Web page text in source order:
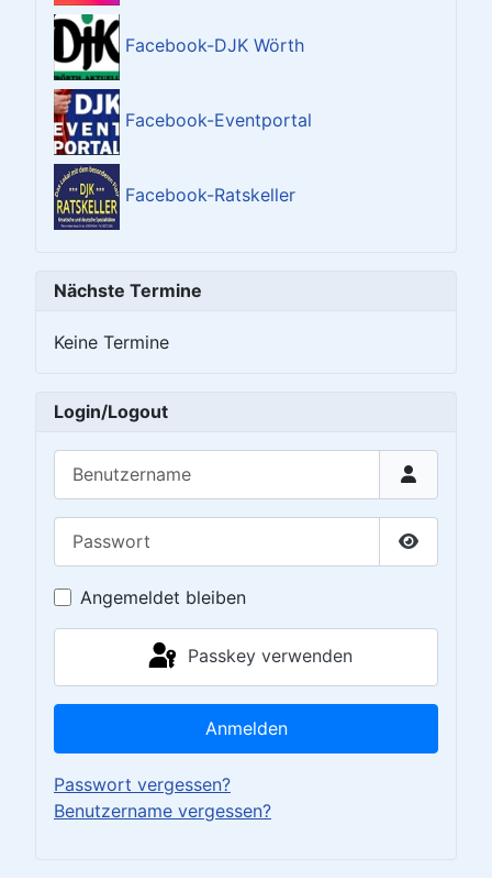
Facebook-DJK Wörth
Facebook-Eventportal
Facebook-Ratskeller
Nächste Termine
Keine Termine
Login/Logout
Passwort
Angemeldet bleiben
Passkey verwenden
Anmelden
Passwort vergessen?
Benutzername vergessen?